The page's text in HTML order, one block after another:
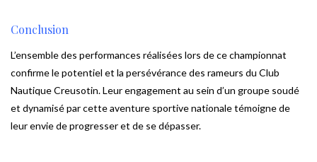
Conclusion
L’ensemble des performances réalisées lors de ce championnat
confirme le potentiel et la persévérance des rameurs du Club
Nautique Creusotin. Leur engagement au sein d’un groupe soudé
et dynamisé par cette aventure sportive nationale témoigne de
leur envie de progresser et de se dépasser.